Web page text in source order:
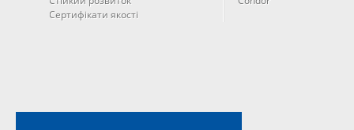
Сертифікати якості